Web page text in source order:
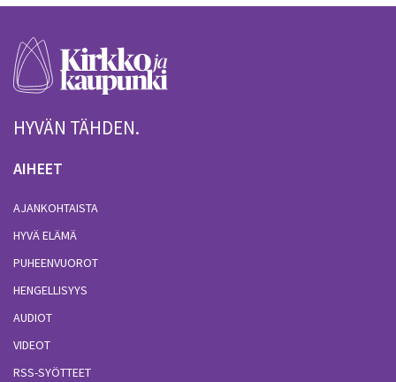
HYVÄN TÄHDEN.
AIHEET
AJANKOHTAISTA
HYVÄ ELÄMÄ
PUHEENVUOROT
HENGELLISYYS
AUDIOT
VIDEOT
RSS-SYÖTTEET